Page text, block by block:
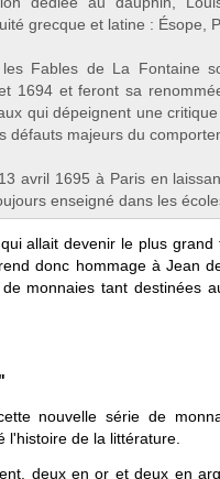
grecque et latine : Ésope,
Fables de La Fontaine
1694 et feront sa
qui dépeignent une
défauts majeurs du
avril 1695 à Paris en
enseigné dans les
allait devenir le plus grand
donc hommage à Jean
monnaies tant destinées
nouvelle série de
l'histoire de la littérature.
deux en or et deux en